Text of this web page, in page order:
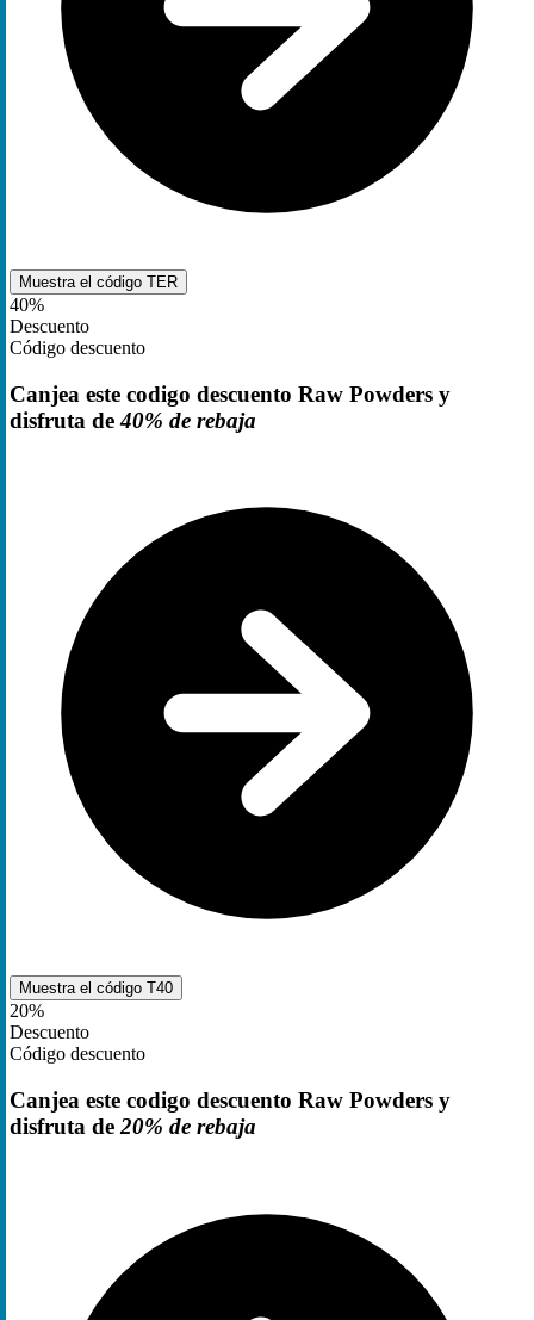
Muestra el código TER
40%
Descuento
Código descuento
Canjea este codigo descuento Raw Powders y
disfruta de40% de rebaja
Muestra el código T40
20%
Descuento
Código descuento
Canjea este codigo descuento Raw Powders y
disfruta de 20% de rebaja